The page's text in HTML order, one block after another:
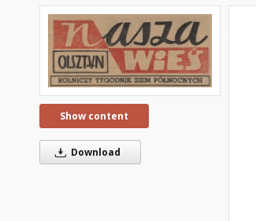
Show content
Download